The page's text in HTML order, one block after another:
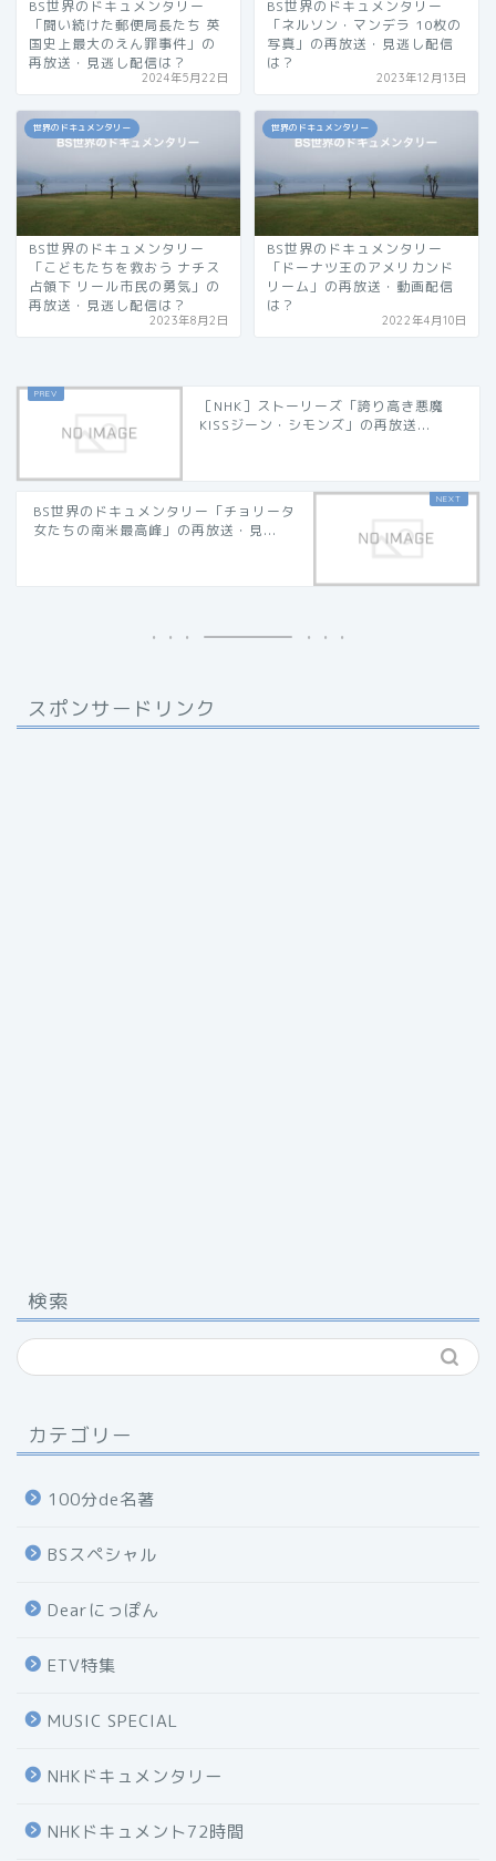
BS世界のドキュメンタリー
「闘い続けた郵便局長たち 英
国史上最大のえん罪事件」の
再放送・見逃し配信は？
2024年5月22日
BS世界のドキュメンタリー
「ネルソン・マンデラ 10枚の
写真」の再放送・見逃し配信
は？
2023年12月13日
世界のドキュメンタリー
BS世界のドキュメンタリー
「こどもたちを救おう ナチス
占領下 リール市民の勇気」の
再放送・見逃し配信は？
2023年8月2日
世界のドキュメンタリー
BS世界のドキュメンタリー
「ドーナツ王のアメリカンド
リーム」の再放送・動画配信
は？
2022年4月10日
［NHK］ストーリーズ「誇り高き悪魔
KISSジーン・シモンズ」の再放送...
BS世界のドキュメンタリー「チョリータ
女たちの南米最高峰」の再放送・見...
スポンサードリンク
検索
カテゴリー
100分de名著
BSスペシャル
Dearにっぽん
ETV特集
MUSIC SPECIAL
NHKドキュメンタリー
NHKドキュメント72時間